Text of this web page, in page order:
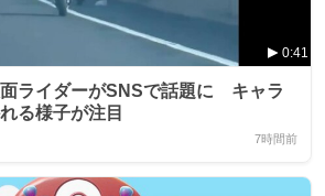
0:41
ライダーがSNSで話題に キャラ
る様子が注目
7時間前